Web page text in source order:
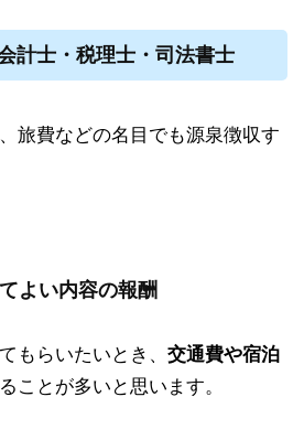
計士・税理士・司法書士
旅費などの名目でも源泉徴収す
よい内容の報酬
もらいたいとき、 交通費や宿泊
ことが多いと思います。